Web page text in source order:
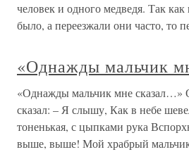
человек и одного медведя. Так
было, а переезжали они часто, то
«Однажды мальчик
«Однажды мальчик мне сказал…»
сказал: – Я слышу, Как в небе
тоненькая, с цыпками рука
выше, выше! Мой храбрый